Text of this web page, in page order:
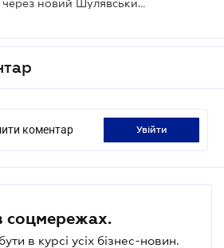
Скоро відкриють рух через новий Шулявський шляхопровід
коментар увійти
соцмережах.
в курсі усіх бізнес-новин.